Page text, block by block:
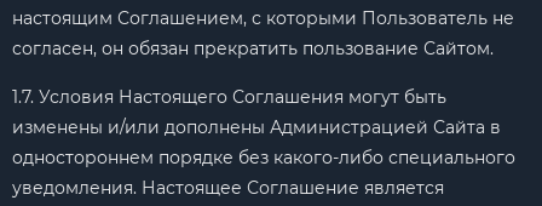
настоящим Соглашением, с которыми Пользователь не
согласен, он обязан прекратить пользование Сайтом.
1.7. Условия Настоящего Соглашения могут быть
изменены и/или дополнены Администрацией Сайта в
одностороннем порядке без какого-либо специального
уведомления. Настоящее Соглашение является